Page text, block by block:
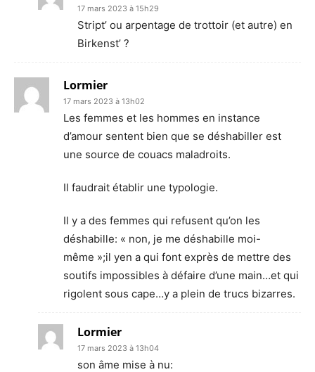
17 mars 2023 à 15h29
Stript’ ou arpentage de trottoir (et autre) en
Birkenst’ ?
Lormier
17 mars 2023 à 13h02
Les femmes et les hommes en instance
d’amour sentent bien que se déshabiller est
une source de couacs maladroits.
Il faudrait établir une typologie.
Il y a des femmes qui refusent qu’on les
déshabille: « non, je me déshabille moi-
même »;il yen a qui font exprès de mettre des
soutifs impossibles à défaire d’une main…et qui
rigolent sous cape…y a plein de trucs bizarres.
Lormier
17 mars 2023 à 13h04
son âme mise à nu: